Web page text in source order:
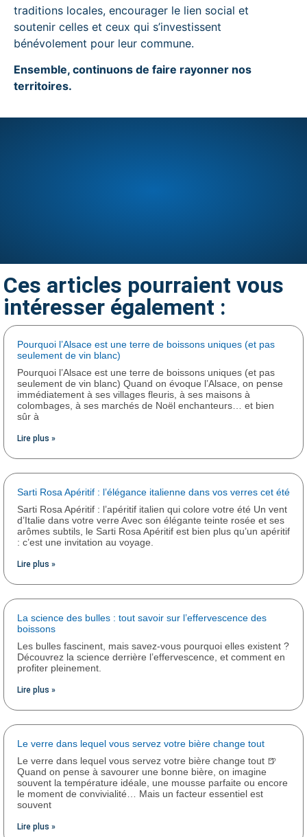
traditions locales, encourager le lien social et
soutenir celles et ceux qui s’investissent
bénévolement pour leur commune.
Ensemble, continuons de faire rayonner nos
territoires.
Contactez-nous
Un projet ? Une commande ? Une demande ?Hostein
Boissonsvous accompagne avec un service personnalisé.
N’hésitez pas à nous contacter pour toute question ou devis.
Nous contacter
Ces articles pourraient vous
intéresser également :
Pourquoi l’Alsace est une terre de boissons uniques (et pas
seulement de vin blanc)
Pourquoi l’Alsace est une terre de boissons uniques (et pas
seulement de vin blanc) Quand on évoque l’Alsace, on pense
immédiatement à ses villages fleuris, à ses maisons à
colombages, à ses marchés de Noël enchanteurs… et bien
sûr à
Lire plus »
Sarti Rosa Apéritif : l’élégance italienne dans vos verres cet été
Sarti Rosa Apéritif : l’apéritif italien qui colore votre été Un vent
d’Italie dans votre verre Avec son élégante teinte rosée et ses
arômes subtils, le Sarti Rosa Apéritif est bien plus qu’un apéritif
: c’est une invitation au voyage.
Lire plus »
La science des bulles : tout savoir sur l’effervescence des
boissons
Les bulles fascinent, mais savez-vous pourquoi elles existent ?
Découvrez la science derrière l’effervescence, et comment en
profiter pleinement.
Lire plus »
Le verre dans lequel vous servez votre bière change tout
Le verre dans lequel vous servez votre bière change tout 🍺
Quand on pense à savourer une bonne bière, on imagine
souvent la température idéale, une mousse parfaite ou encore
le moment de convivialité… Mais un facteur essentiel est
souvent
Lire plus »